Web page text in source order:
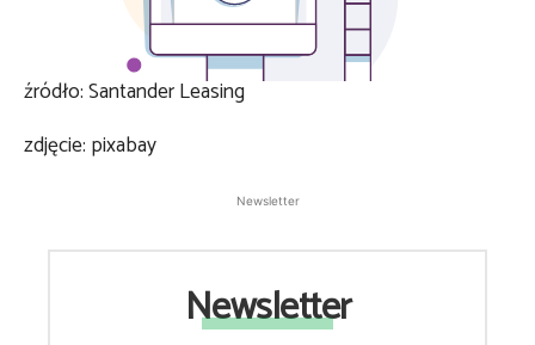
źródło: Santander Leasing
zdjęcie: pixabay
Newsletter
Newsletter